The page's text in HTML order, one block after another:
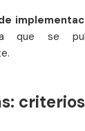
que se